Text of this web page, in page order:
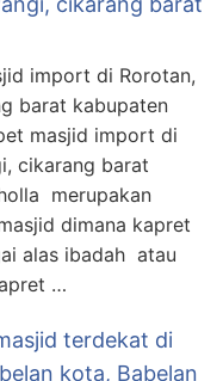
import di Rorotan,
barat kabupaten
masjid import di
cikarang barat
merupakan
dimana kapret
alas ibadah atau
…
terdekat di
kota, Babelan